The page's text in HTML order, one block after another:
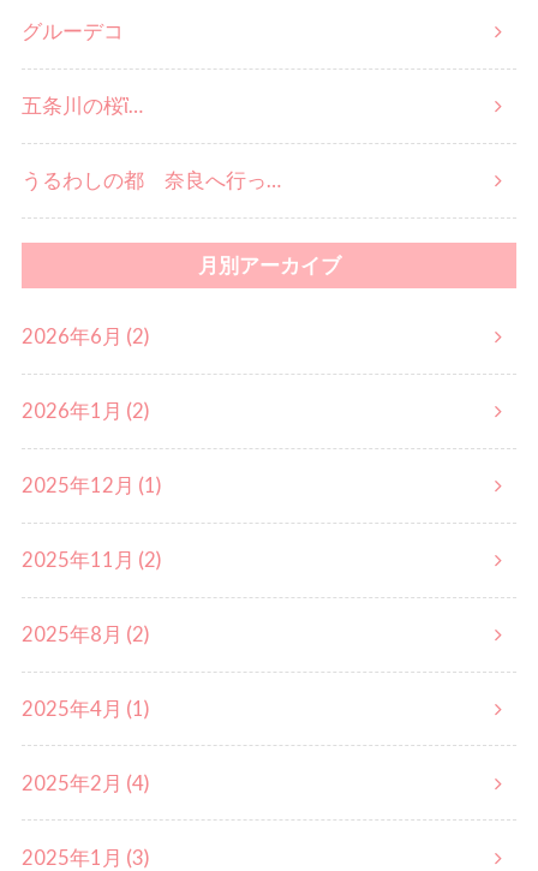
グルーデコ
五条川の桜ἳ…
うるわしの都 奈良へ行っ…
月別アーカイブ
2026年6月 (2)
2026年1月 (2)
2025年12月 (1)
2025年11月 (2)
2025年8月 (2)
2025年4月 (1)
2025年2月 (4)
2025年1月 (3)